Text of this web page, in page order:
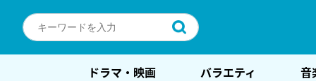
ドラマ・映画 バラエティ 音